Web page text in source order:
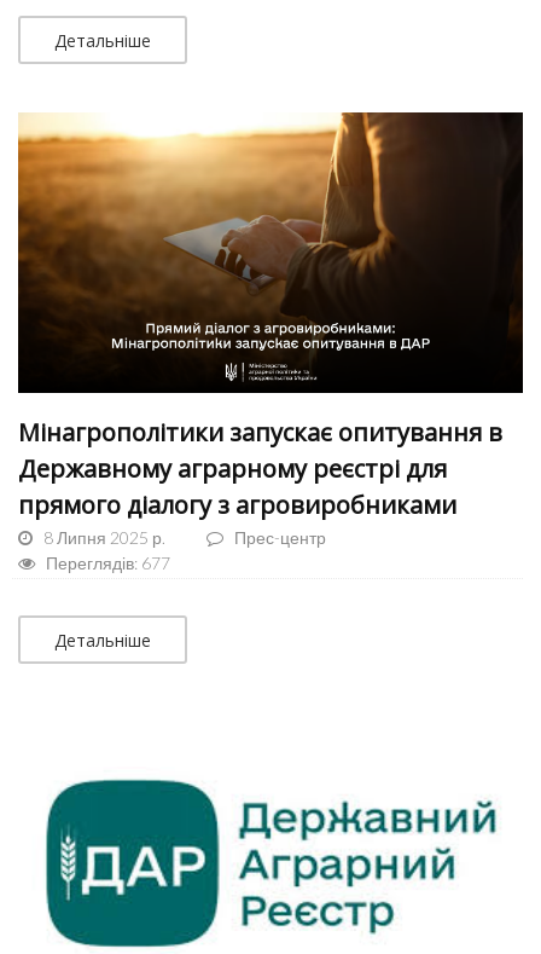
Детальніше
Мінагрополітики запускає опитування в
Державному аграрному реєстрі для
прямого діалогу з агровиробниками
8 Липня 2025 р.
Прес-центр
Переглядів: 677
Детальніше